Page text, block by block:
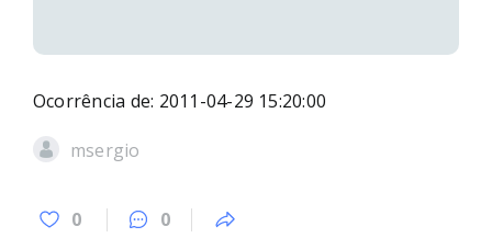
Ocorrência de: 2011-04-29 15:20:00
msergio
0 0